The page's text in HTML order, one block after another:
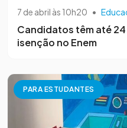
7 de abril às 10h20 •
Candidatos têm até
isenção no Enem
PARA ESTUDANTES